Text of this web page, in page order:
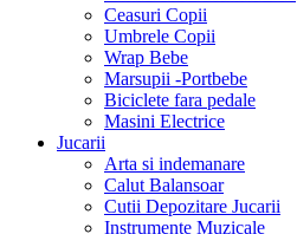
Ceasuri Copii
Umbrele Copii
Wrap Bebe
Marsupii -Portbebe
Biciclete fara pedale
Masini Electrice
Jucarii
Arta si indemanare
Calut Balansoar
Cutii Depozitare Jucarii
Instrumente Muzicale